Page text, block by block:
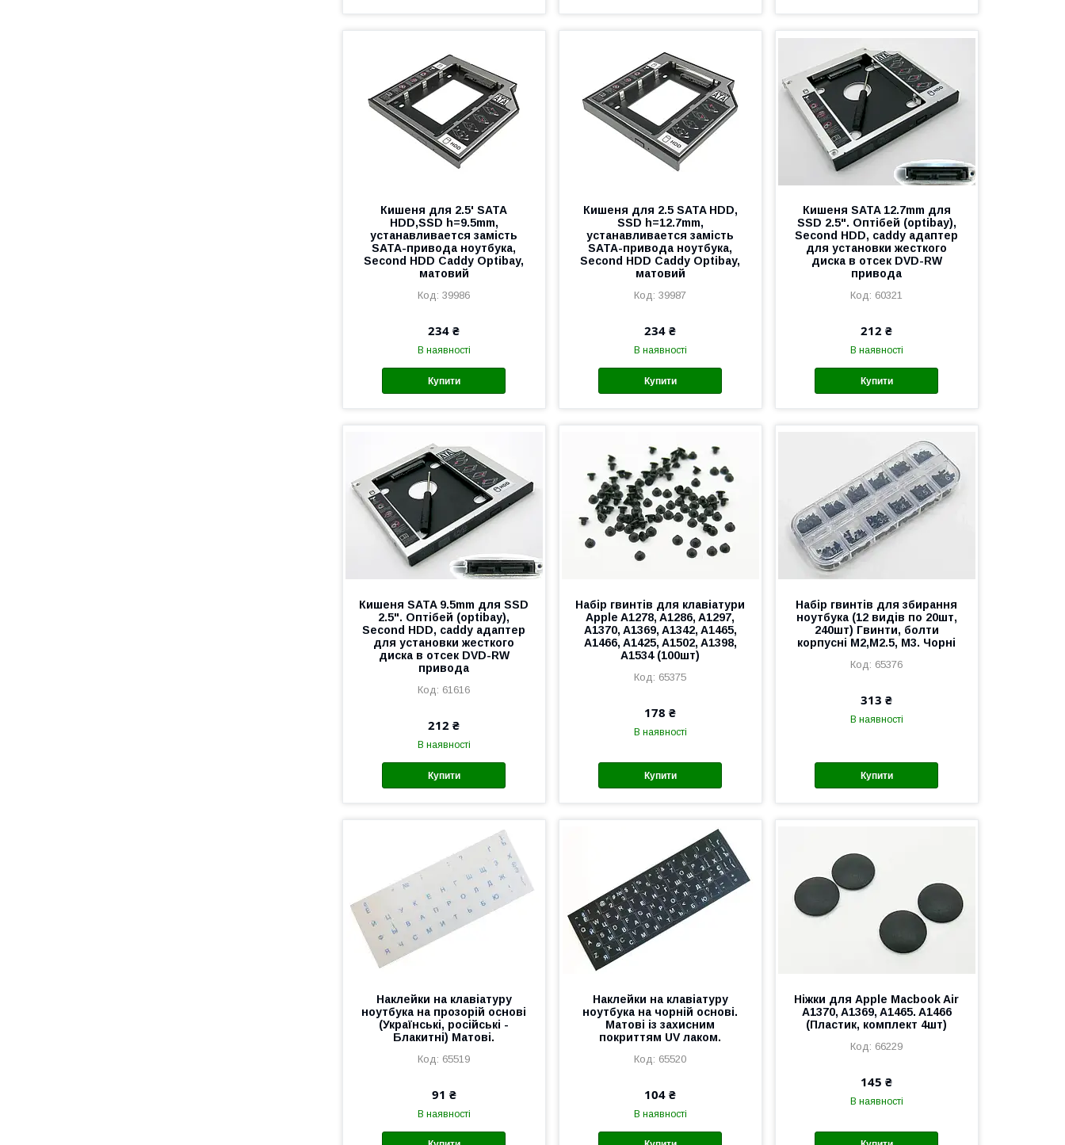
Кишеня для 2.5' SATA
HDD,SSD h=9.5mm,
устанавливается замість
SATA-привода ноутбука,
Second HDD Caddy Optibay,
матовий
39986
234 ₴
В наявності
Купити
Кишеня для 2.5 SATA HDD,
SSD h=12.7mm,
устанавливается замість
SATA-привода ноутбука,
Second HDD Caddy Optibay,
матовий
39987
234 ₴
В наявності
Купити
Кишеня SATA 12.7mm для
SSD 2.5". Оптібей (optibay),
Second HDD, caddy адаптер
для установки жесткого
диска в отсек DVD-RW
привода
60321
212 ₴
В наявності
Купити
Кишеня SATA 9.5mm для SSD
2.5". Оптібей (optibay),
Second HDD, caddy адаптер
для установки жесткого
диска в отсек DVD-RW
привода
61616
212 ₴
В наявності
Купити
Набір гвинтів для клавіатури
Apple A1278, A1286, A1297,
A1370, A1369, A1342, A1465,
A1466, A1425, A1502, A1398,
A1534 (100шт)
65375
178 ₴
В наявності
Купити
Набір гвинтів для збирання
ноутбука (12 видів по 20шт,
240шт) Гвинти, болти
корпусні M2,M2.5, M3. Чорні
65376
313 ₴
В наявності
Купити
Наклейки на клавіатуру
ноутбука на прозорій основі
(Українські, російські -
Блакитні) Матові.
65519
91 ₴
В наявності
Наклейки на клавіатуру
ноутбука на чорній основі.
Матові із захисним
покриттям UV лаком.
65520
104 ₴
В наявності
Ніжки для Apple Macbook Air
A1370, A1369, A1465. A1466
(Пластик, комплект 4шт)
66229
145 ₴
В наявності